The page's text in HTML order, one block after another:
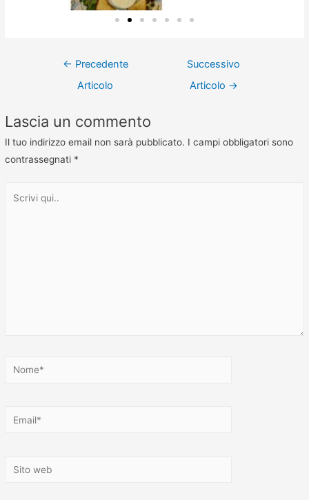
← Precedente
Articolo
Successivo
Articolo →
Lascia un commento
Il tuo indirizzo email non sarà pubblicato. I campi obbligatori sono
contrassegnati *